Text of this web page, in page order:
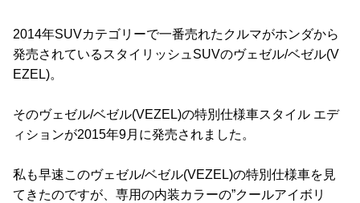
2014年SUVカテゴリーで一番売れたクルマがホンダから
発売されているスタイリッシュSUVのヴェゼル/ベゼル(V
EZEL)。
そのヴェゼル/ベゼル(VEZEL)の特別仕様車スタイル エデ
ィションが2015年9月に発売されました。
私も早速このヴェゼル/ベゼル(VEZEL)の特別仕様車を見
てきたのですが、専用の内装カラーの”クールアイボリ